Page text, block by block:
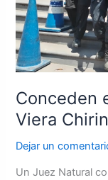
Conceden
Viera
Dejar un
Un Juez Natural